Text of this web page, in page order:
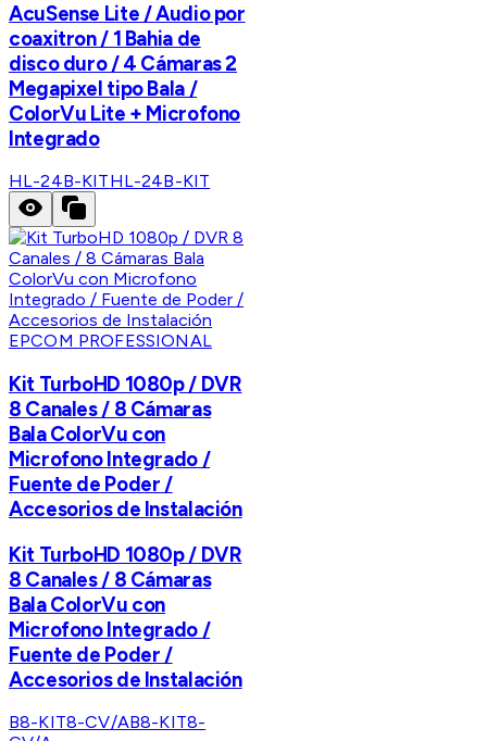
AcuSense Lite / Audio por
coaxitron / 1 Bahia de
disco duro / 4 Cámaras 2
Megapixel tipo Bala /
ColorVu Lite + Microfono
Integrado
HL-24B-KITHL-24B-KIT
EPCOM PROFESSIONAL
Kit TurboHD 1080p / DVR
8 Canales / 8 Cámaras
Bala ColorVu con
Microfono Integrado /
Fuente de Poder /
Accesorios de Instalación
Kit TurboHD 1080p / DVR
8 Canales / 8 Cámaras
Bala ColorVu con
Microfono Integrado /
Fuente de Poder /
Accesorios de Instalación
B8-KIT8-CV/AB8-KIT8-